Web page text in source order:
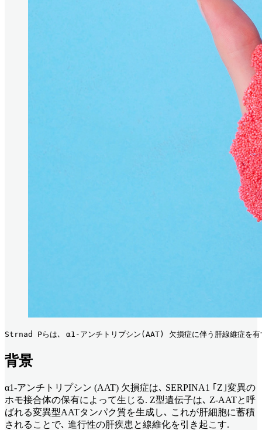
Strnad Pらは､ α1-アンチトリプシン(AAT) 欠損症に伴う肝線維症を有
背景
α1-アンチトリプシン (AAT) 欠損症は､ SERPINA1 ｢Z｣変異の
ホモ接合体の保有によって生じる. Z型遺伝子は､ Z-AATと呼
ばれる変異型AATタンパク質を生成し､ これが肝細胞に蓄積
されることで､ 進行性の肝疾患と線維化を引き起こす.